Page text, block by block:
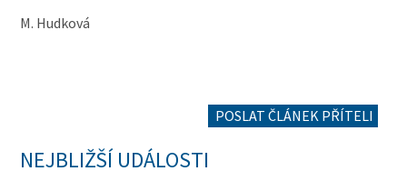
M. Hudková
POSLAT ČLÁNEK PŘÍTELI
NEJBLIŽŠÍ UDÁLOSTI